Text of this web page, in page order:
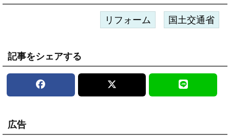
リフォーム 国土交通省
記事をシェアする
広告